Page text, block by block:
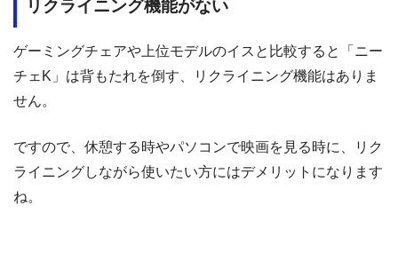
リクライニング機能がない
ゲーミングチェアや上位モデルのイスと比較すると「ニー
チェK」は背もたれを倒す、リクライニング機能はありま
せん。
ですので、休憩する時やパソコンで映画を見る時に、リク
ライニングしながら使いたい方にはデメリットになります
ね。